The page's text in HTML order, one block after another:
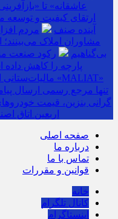
عاشقانه» تا
ارتقای کیفیت و
آینده صنف
مردم
مشاوران املاک
بی‌گناهیم
رکود صنعت
پارچه را کاهش
تنها مرجع رسمی ارسال
گرانی بنزین، قیمت
اربعین اتاق
صفحه اصلی
درباره ما
تماس با ما
قوانین و مقررات
خانه
کانال تلگرام
اینستاگرام